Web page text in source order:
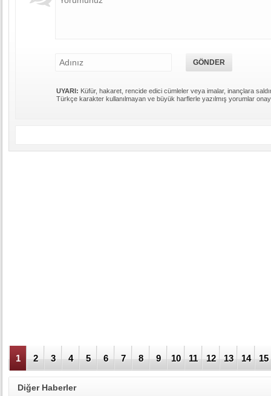
UYARI: Küfür, hakaret, rencide edici cümleler veya imalar, inançlara
Türkçe karakter kullanılmayan ve büyük harflerle yazılmış yorumlar
1 2 3 4 5 6 7 8 9 10 11 12 13 14 15
Diğer Haberler